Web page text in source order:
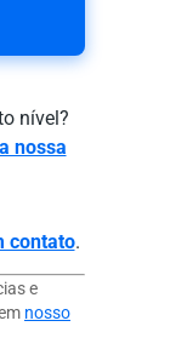
nível?
nossa
contato.
e
nosso